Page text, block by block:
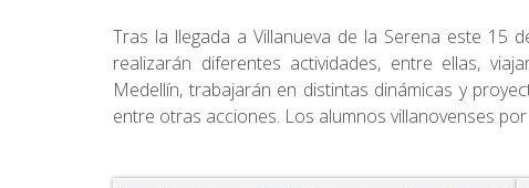
Tras la llegada a Villanueva de la Serena este 15
realizarán diferentes actividades, entre ellas,
Medellín, trabajarán en distintas dinámicas y
entre otras acciones. Los alumnos villanovenses